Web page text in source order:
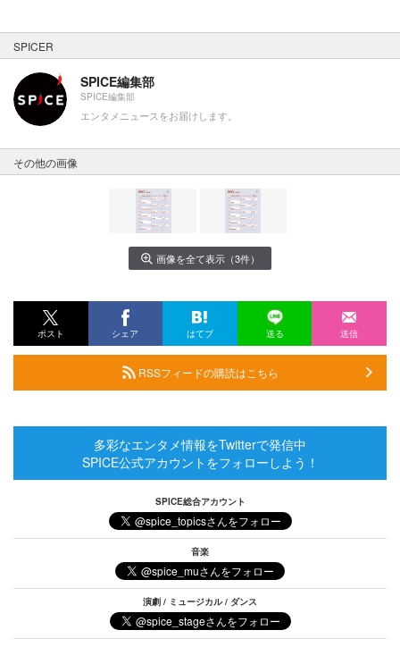
SPICER
SPICE編集部
SPICE編集部
エンタメニュースをお届けします。
その他の画像
画像を全て表示（3件）
ポスト シェア はてブ 送る 送信
RSSフィードの購読はこちら
多彩なエンタメ情報をTwitterで発信中
SPICE公式アカウントをフォローしよう！
SPICE総合アカウント
音楽
演劇 / ミュージカル / ダンス